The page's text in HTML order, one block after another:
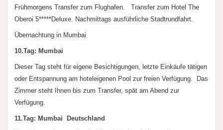
Frühmorgens Transfer zum Flughafen. Transfer zum Hotel The
Oberoi 5*****Deluxe. Nachmittags ausführliche Stadtrundfahrt.
Übernachtung in Mumbai
10.Tag: Mumbai
Dieser Tag steht für eigene Besichtigungen, letzte Einkäufe tätigen
oder Entspannung am hoteleigenen Pool zur freien Verfügung. Das
Zimmer steht Ihnen bis zum Transfer, spät am Abend zur
Verfügung.
11.Tag: Mumbai  Deutschland